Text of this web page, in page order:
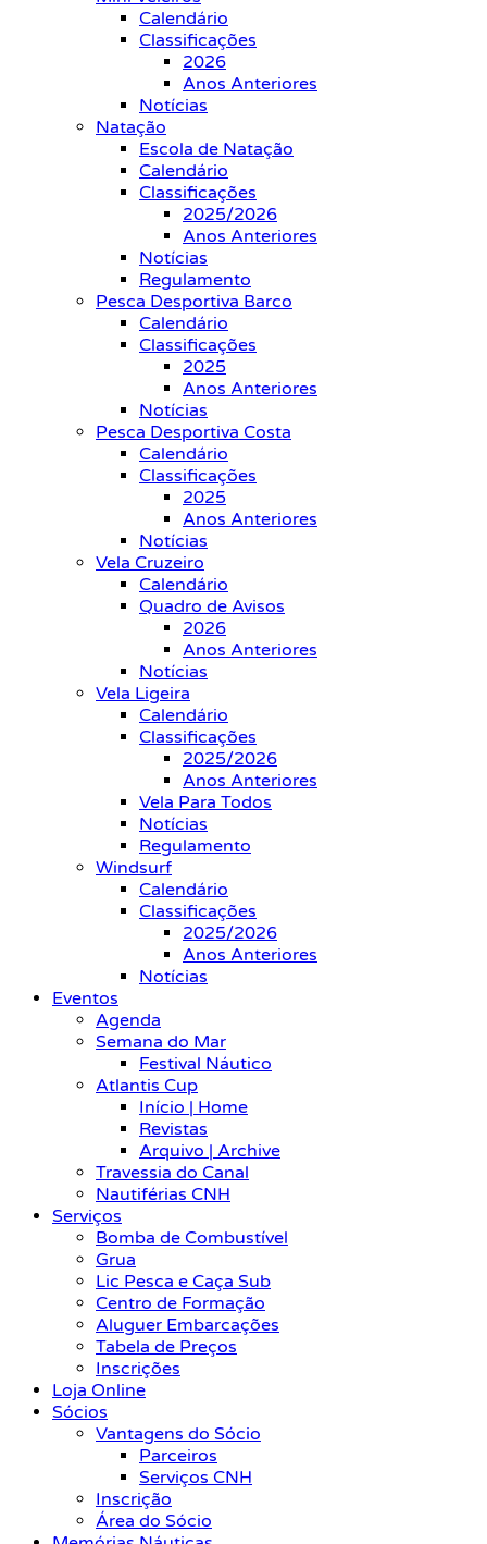
Calendário
Classificações
2026
Anos Anteriores
Notícias
Natação
Escola de Natação
Calendário
Classificações
2025/2026
Anos Anteriores
Notícias
Regulamento
Pesca Desportiva Barco
Calendário
Classificações
2025
Anos Anteriores
Notícias
Pesca Desportiva Costa
Calendário
Classificações
2025
Anos Anteriores
Notícias
Vela Cruzeiro
Calendário
Quadro de Avisos
2026
Anos Anteriores
Notícias
Vela Ligeira
Calendário
Classificações
2025/2026
Anos Anteriores
Vela Para Todos
Notícias
Regulamento
Windsurf
Calendário
Classificações
2025/2026
Anos Anteriores
Notícias
Eventos
Agenda
Semana do Mar
Festival Náutico
Atlantis Cup
Início | Home
Revistas
Arquivo | Archive
Travessia do Canal
Nautiférias CNH
Serviços
Bomba de Combustível
Grua
Lic Pesca e Caça Sub
Centro de Formação
Aluguer Embarcações
Tabela de Preços
Inscrições
Loja Online
Sócios
Vantagens do Sócio
Parceiros
Serviços CNH
Inscrição
Área do Sócio